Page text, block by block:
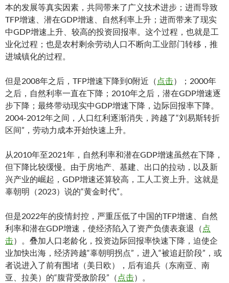
本的发展等真实因素，共同带来了广义技术进步；进而导致
TFP增速、潜在GDP增速、自然利率上升；进而带来了现实
中GDP增速上升、较高的投资回报率。这个过程，也就是工
业化过程；也是农村剩余劳动人口不断向工业部门转移，推
进城镇化的过程。
但是2008年之后，TFP增速下降到0附近（ 点击）；2000年
之后，自然利率一直在下降；2010年之后，潜在GDP增速逐
步下降；最终带动现实中GDP增速下降，边际回报率下降。
2004-2012年之间，人口红利逐渐消失，跨越了“刘易斯转折
区间”，劳动力成本开始快速上升。
从2010年至2021年，自然利率和潜在GDP增速虽然在下降，
但下降比较缓慢。由于房地产、基建、出口的拉动，以及新
兴产业的崛起，GDP增速还算较高，工人工资上升。这就是
辜朝明（2023）说的“黄金时代”。
但是2022年的疫情封控，严重压低了中国的TFP增速、自然
利率和潜在GDP增速，使经济陷入了资产负债表衰退（ 点
击）。叠加人口老龄化，投资边际回报率快速下降，迫使企
业加快出海，经济跨越“辜朝明拐点”，进入“被追赶阶段”，或
者说进入了前有围堵（美日欧），后有追兵（东南亚、南
亚、拉美）的“腹背受敌阶段”（ 点击）。